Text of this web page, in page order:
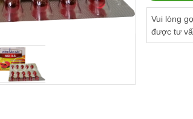
Vui lòng
được tư